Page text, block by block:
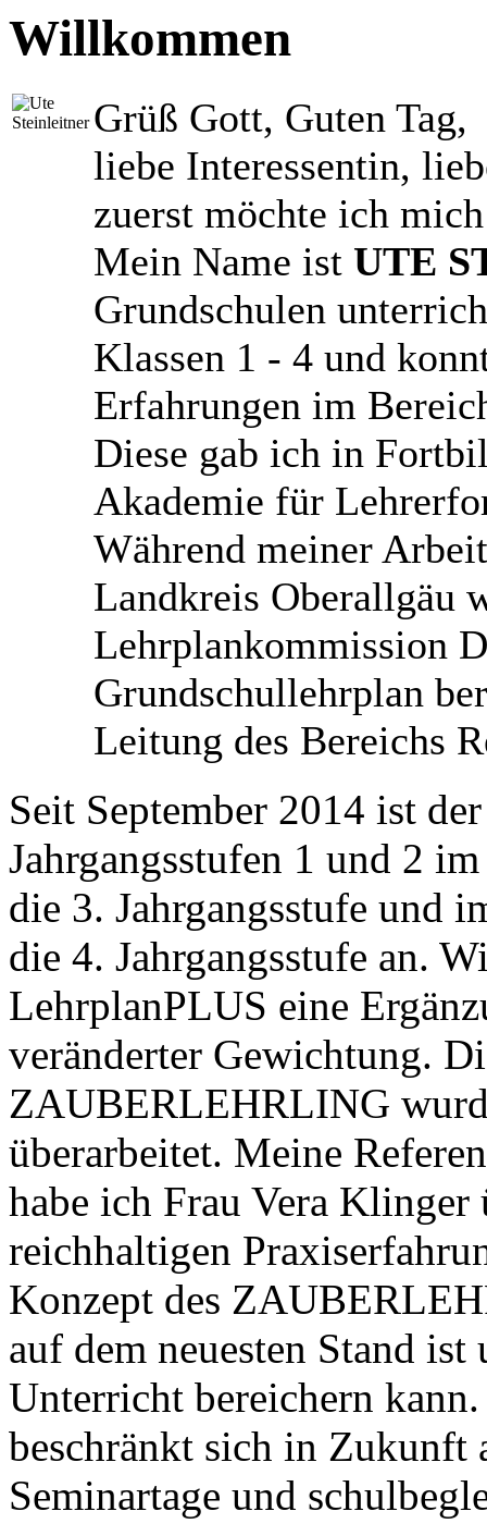
Willkommen
Grüß Gott, Guten Tag,
liebe Interessentin,
zuerst möchte ich
Mein Name ist UTE
Grundschulen
Klassen 1 - 4 und
Erfahrungen im
Diese gab ich in
Akademie für
Während meiner
Landkreis Oberallgäu
Lehrplankommission
Grundschullehrplan
Leitung des Bereichs
Seit September 2014 ist
Jahrgangsstufen 1 und 2
die 3. Jahrgangsstufe und
die 4. Jahrgangsstufe an.
LehrplanPLUS eine
veränderter Gewichtung.
ZAUBERLEHRLING
überarbeitet. Meine
habe ich Frau Vera
reichhaltigen
Konzept des
auf dem neuesten Stand
Unterricht bereichern
beschränkt sich in Zukunft
Seminartage und